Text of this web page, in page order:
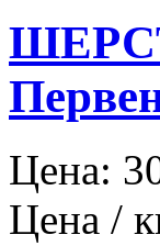
Цена:
Цена /